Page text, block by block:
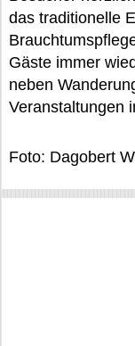
das traditionelle
Gäste immer
neben
Veranstaltungen
Foto: Dagobert